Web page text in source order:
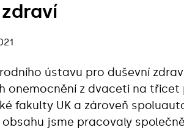
ústavu pro duševní
onemocnění z dvaceti na třicet
fakulty UK a zároveň
obsahu jsme pracovaly